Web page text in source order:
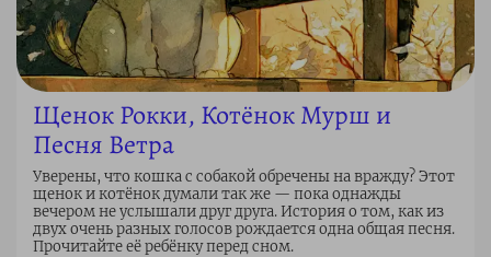
Щенок Рокки, Котёнок Мурш и
Песня Ветра
Уверены, что кошка с собакой обречены на вражду? Этот
щенок и котёнок думали так же — пока однажды
вечером не услышали друг друга. История о том, как из
двух очень разных голосов рождается одна общая песня.
Прочитайте её ребёнку перед сном.